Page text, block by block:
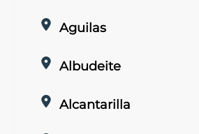
Aguilas
Albudeite
Alcantarilla